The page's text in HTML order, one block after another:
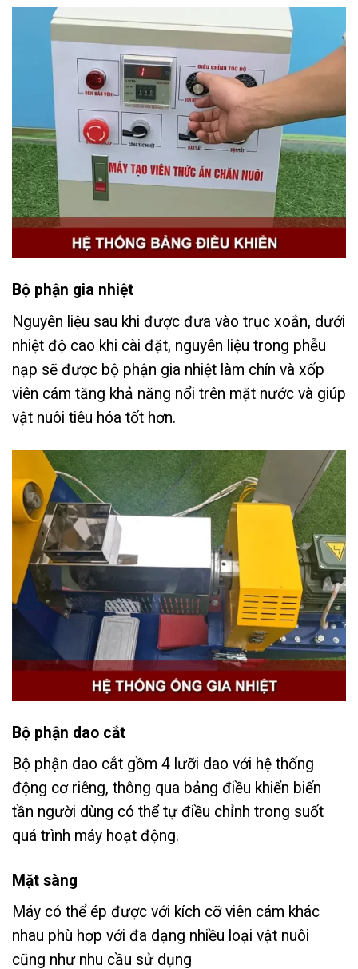
Bộ phận gia nhiệt
Nguyên liệu sau khi được đưa vào trục xoắn, dưới
nhiệt độ cao khi cài đặt, nguyên liệu trong phễu
nạp sẽ được bộ phận gia nhiệt làm chín và xốp
viên cám tăng khả năng nổi trên mặt nước và giúp
vật nuôi tiêu hóa tốt hơn.
Bộ phận dao cắt
Bộ phận dao cắt gồm 4 lưỡi dao với hệ thống
động cơ riêng, thông qua bảng điều khiển biến
tần người dùng có thể tự điều chỉnh trong suốt
quá trình máy hoạt động.
Mặt sàng
Máy có thể ép được với kích cỡ viên cám khác
nhau phù hợp với đa dạng nhiều loại vật nuôi
cũng như nhu cầu sử dụng